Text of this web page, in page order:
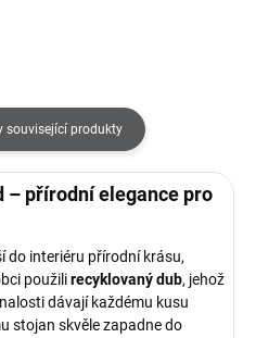
související produkty
– přírodní elegance pro
do interiéru přírodní krásu,
použilirecyklovaný dub, jehož
dávají každému kusu
stojan skvěle zapadne do